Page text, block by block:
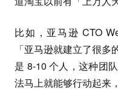
比如，亚马逊 CTO
「亚马逊就建立了很
是 8-10 个人，这种团
法马上就能够行动起来